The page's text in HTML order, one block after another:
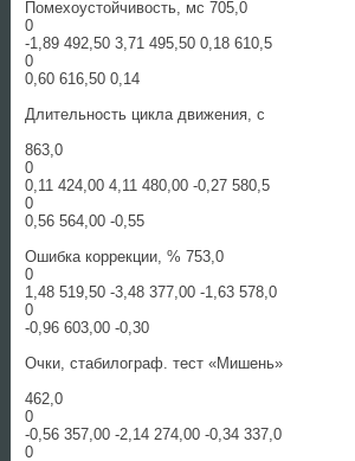
Помехоустойчивость, мс 705,0
0
-1,89 492,50 3,71 495,50 0,18 610,5
0
0,60 616,50 0,14
Длительность цикла движения, с
863,0
0
0,11 424,00 4,11 480,00 -0,27 580,5
0
0,56 564,00 -0,55
Ошибка коррекции, % 753,0
0
1,48 519,50 -3,48 377,00 -1,63 578,0
0
-0,96 603,00 -0,30
Очки, стабилограф. тест «Мишень»
462,0
0
-0,56 357,00 -2,14 274,00 -0,34 337,0
0